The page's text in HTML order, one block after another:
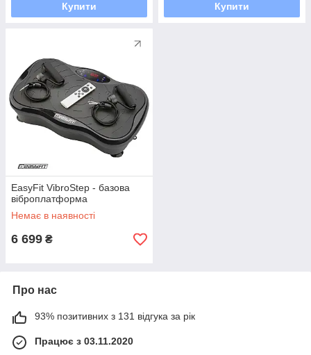
Купити Купити
EasyFit VibroStep - базова
віброплатформа
Немає в наявності
6 699 ₴
Про нас
93% позитивних з 131 відгука за рік
Працює з 03.11.2020